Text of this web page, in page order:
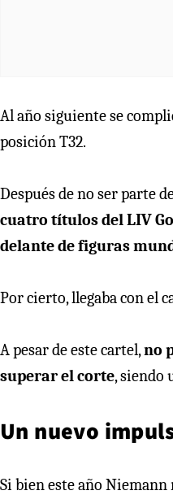
Al año siguiente se
posición T32.
Después de no ser parte
cuatro títulos del LIV
delante de figuras
Por cierto, llegaba con el
A pesar de este cartel,no
superar el corte, siendo
Un nuevo
Si bien este año